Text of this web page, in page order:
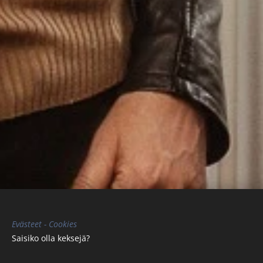
Evästeet - Cookies
Saisiko olla keksejä? 🍪🍪🍪